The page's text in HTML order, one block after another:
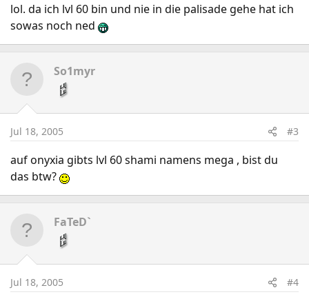
lol. da ich lvl 60 bin und nie in die palisade gehe hat ich
sowas noch ned
So1myr
Jul 18, 2005 #3
auf onyxia gibts lvl 60 shami namens mega , bist du
das btw?
FaTeD`
Jul 18, 2005 #4